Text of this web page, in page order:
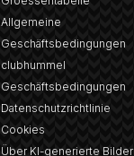
Allgemeine
Geschäftsbedingungen
clubhummel
Geschäftsbedingungen
Datenschutzrichtlinie
Cookies
Über KI-generierte Bilder